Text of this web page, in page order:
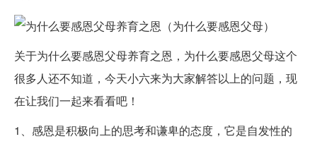
关于为什么要感恩父母养育之恩，为什么要感恩父母这个
很多人还不知道，今天小六来为大家解答以上的问题，现
在让我们一起来看看吧！
1、感恩是积极向上的思考和谦卑的态度，它是自发性的